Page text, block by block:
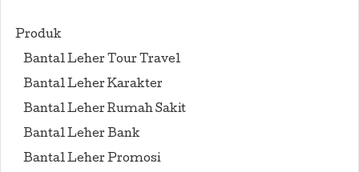
Produk
Bantal Leher Tour Travel
Bantal Leher Karakter
Bantal Leher Rumah Sakit
Bantal Leher Bank
Bantal Leher Promosi